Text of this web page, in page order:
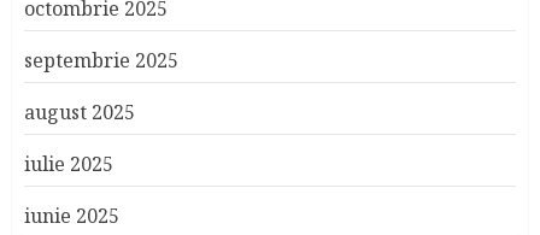
octombrie 2025
septembrie 2025
august 2025
iulie 2025
iunie 2025